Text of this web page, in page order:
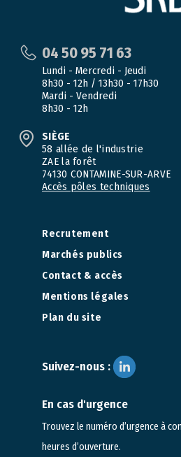
04 50 95 71 63
Lundi - Mercredi - Jeudi
8h30 - 12h / 13h30 - 17h30
Mardi - Vendredi
8h30 - 12h
SIÈGE
58 allée de l'industrie
ZAE la forêt
74130 CONTAMINE-SUR-ARVE
Accès pôles techniques
Recrutement
Marchés publics
Contact & accès
Mentions légales
Plan du site
Suivez-nous :
En cas d'urgence
Trouvez le numéro d’urgence à
heures d’ouverture.